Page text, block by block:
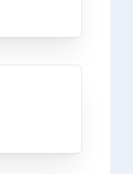
en beveiliging